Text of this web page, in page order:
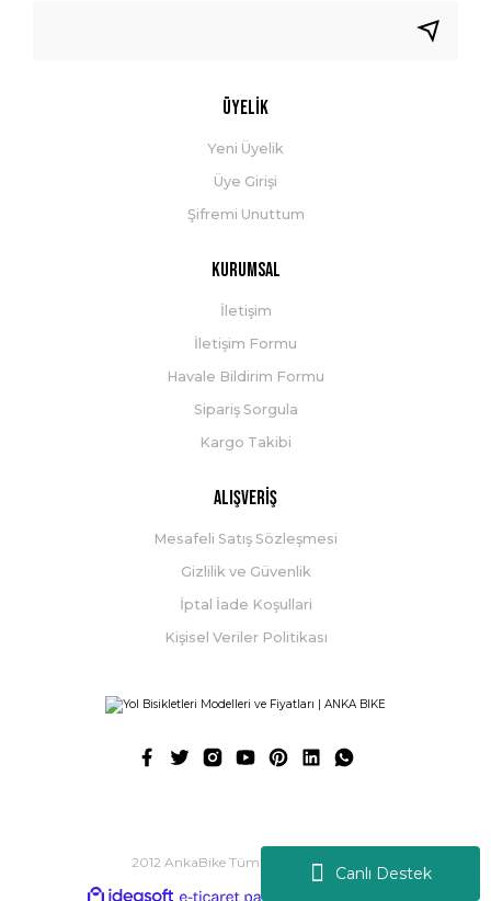
Canlı Destek
Üyelik
Yeni Üyelik
Üye Girişi
Şifremi Unuttum
Kurumsal
İletişim
İletişim Formu
Havale Bildirim Formu
Sipariş Sorgula
Kargo Takibi
Alışveriş
Mesafeli Satış Sözleşmesi
Gizlilik ve Güvenlik
İptal İade Koşullari
Kişisel Veriler Politikası
2012 AnkaBike Tüm Hakları Saklıdır.
ideasoft